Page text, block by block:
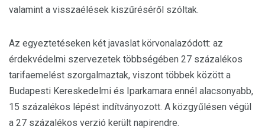
valamint a visszaélések kiszűréséről szóltak.
Az egyeztetéseken két javaslat körvonalazódott: az
érdekvédelmi szervezetek többségében 27 százalékos
tarifaemelést szorgalmaztak, viszont többek között a
Budapesti Kereskedelmi és Iparkamara ennél alacsonyabb,
15 százalékos lépést indítványozott. A közgyűlésen végül
a 27 százalékos verzió került napirendre.